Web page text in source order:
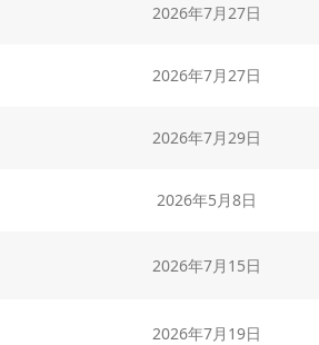
2026年7月27日
2026年7月27日
2026年7月29日
2026年5月8日
2026年7月15日
2026年7月19日